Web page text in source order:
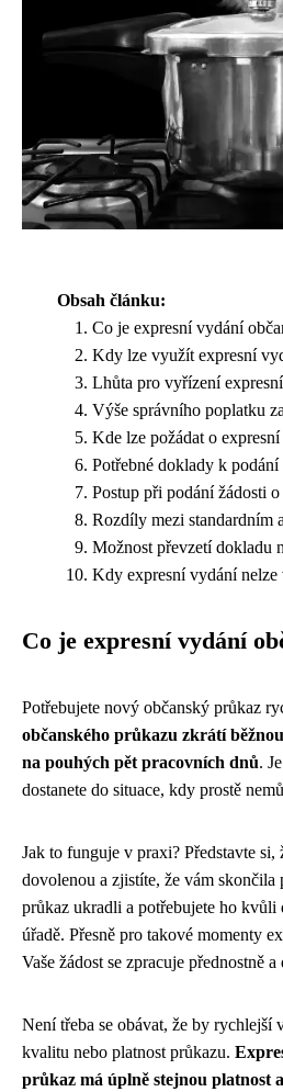
Obsah článku:
Co je expresní vydání
Kdy lze využít expresní
Lhůta pro vyřízení
Výše správního poplatku
Kde lze požádat o
Potřebné doklady k
Postup při podání žádosti
Rozdíly mezi standardním
Možnost převzetí dokladu
Kdy expresní vydání nelze
Co je expresní vydání
Potřebujete nový občanský průkaz
občanského průkazu zkrátí
na pouhých pět pracovních dnů.
dostanete do situace, kdy prostě
Jak to funguje v praxi? Představte si,
dovolenou a zjistíte, že vám skončila
průkaz ukradli a potřebujete ho kvůli
úřadě. Přesně pro takové momenty
Vaše žádost se zpracuje přednostně
Není třeba se obávat, že by
kvalitu nebo platnost průkazu.
průkaz má úplně stejnou platnost